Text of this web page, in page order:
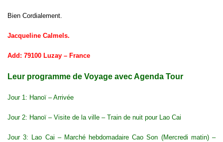
Bien Cordialement.
Jacqueline Calmels.
Add: 79100 Luzay – France
Leur programme de Voyage avec Agenda Tour
Jour 1: Hanoï – Arrivée
Jour 2: Hanoï – Visite de la ville – Train de nuit pour Lao Cai
Jour 3: Lao Cai – Marché hebdomadaire Cao Son (Mercredi matin) –